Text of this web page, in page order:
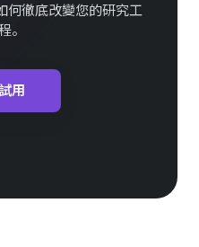
何徹底改變您的研究工
。
用